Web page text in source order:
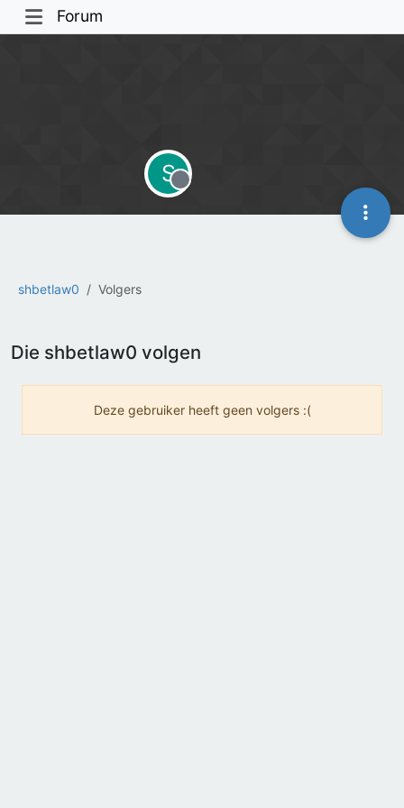
Forum
shbetlaw0 Volgers
S
Offline
Die shbetlaw0 volgen
Deze gebruiker heeft geen volgers :(